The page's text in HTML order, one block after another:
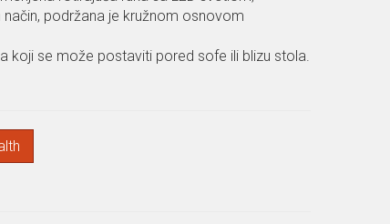
podržana je kružnom osnovom
koji se može postaviti pored sofe ili blizu stola.